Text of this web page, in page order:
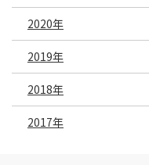
2020年
2019年
2018年
2017年